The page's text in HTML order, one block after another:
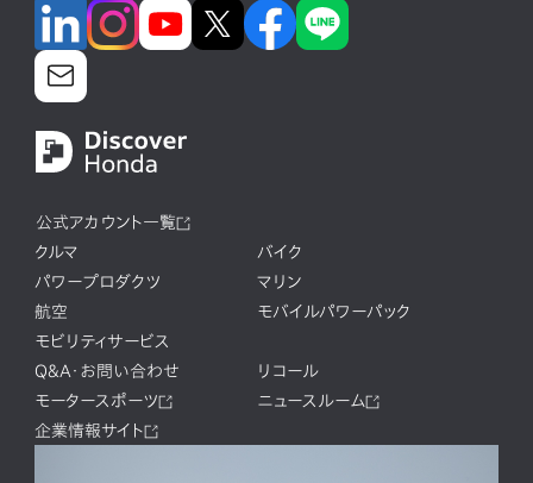
公式アカウント一覧
クルマ
バイク
パワープロダクツ
マリン
航空
モバイルパワーパック
モビリティサービス
Q&A・お問い合わせ
リコール
モータースポーツ
ニュースルーム
企業情報サイト